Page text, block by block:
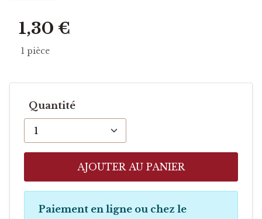
1,30 €
1 pièce
Quantité
AJOUTER AU PANIER
Paiement en ligne ou chez le